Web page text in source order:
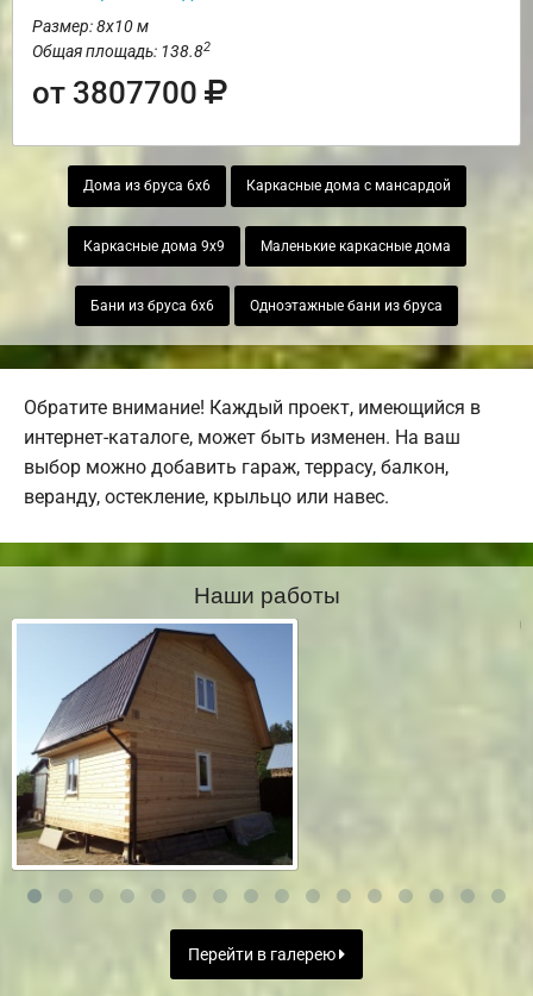
Размер: 8х10 м
Общая площадь: 138.82
от 3807700
Дома из бруса 6х6 Каркасные дома с мансардой
Каркасные дома 9х9 Маленькие каркасные дома
Бани из бруса 6х6 Одноэтажные бани из бруса
Обратите внимание! Каждый проект, имеющийся в
интернет-каталоге, может быть изменен. На ваш
выбор можно добавить гараж, террасу, балкон,
веранду, остекление, крыльцо или навес.
Наши работы
Перейти в галерею